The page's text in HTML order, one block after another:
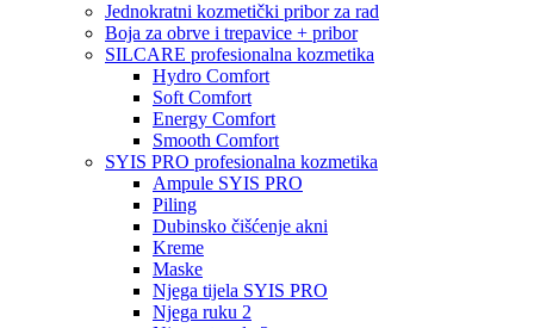
Jednokratni kozmetički pribor za rad
Boja za obrve i trepavice + pribor
SILCARE profesionalna kozmetika
Hydro Comfort
Soft Comfort
Energy Comfort
Smooth Comfort
SYIS PRO profesionalna kozmetika
Ampule SYIS PRO
Piling
Dubinsko čišćenje akni
Kreme
Maske
Njega tijela SYIS PRO
Njega ruku 2